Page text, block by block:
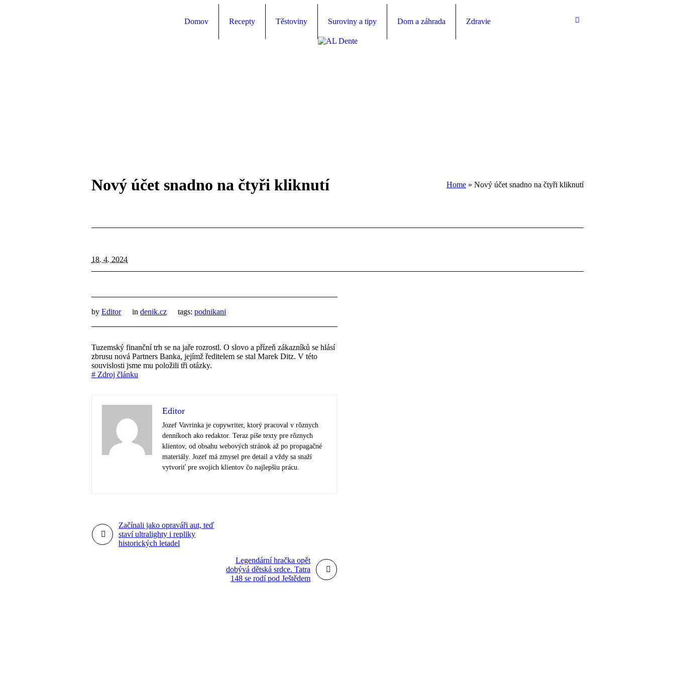
Domov Recepty Těstoviny Suroviny a tipy Dom a záhrada Zdravie
Nový účet snadno na čtyři kliknutí Home » Nový účet snadno na čtyři kliknutí
18. 4. 2024
by Editor in denik.cz tags: podnikani
Tuzemský finanční trh se na jaře rozrostl. O slovo a přízeň zákazníků se hlásí
zbrusu nová Partners Banka, jejímž ředitelem se stal Marek Ditz. V této
souvislosti jsme mu položili tři otázky.
# Zdroj článku
Editor
Jozef Vavrinka je copywriter, ktorý pracoval v rôznych
denníkoch ako redaktor. Teraz píše texty pre rôznych
klientov, od obsahu webových stránok až po propagačné
materiály. Jozef má zmysel pre detail a vždy sa snaží
vytvoriť pre svojich klientov čo najlepšiu prácu.
Začínali jako opraváři aut, teď
staví ultralighty i repliky
historických letadel
Legendární hračka opět
dobývá dětská srdce. Tatra
148 se rodí pod Ještědem